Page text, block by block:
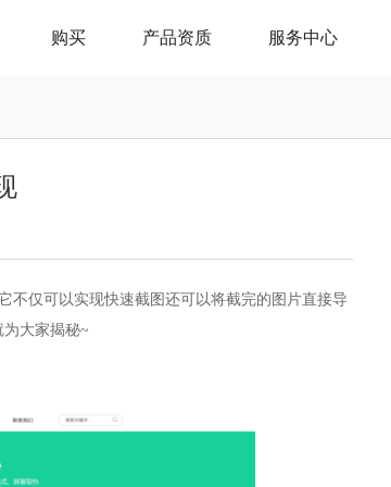
购买 产品资质 服务中心
不仅可以实现快速截图还可以将截完的图片直接导
大家揭秘~